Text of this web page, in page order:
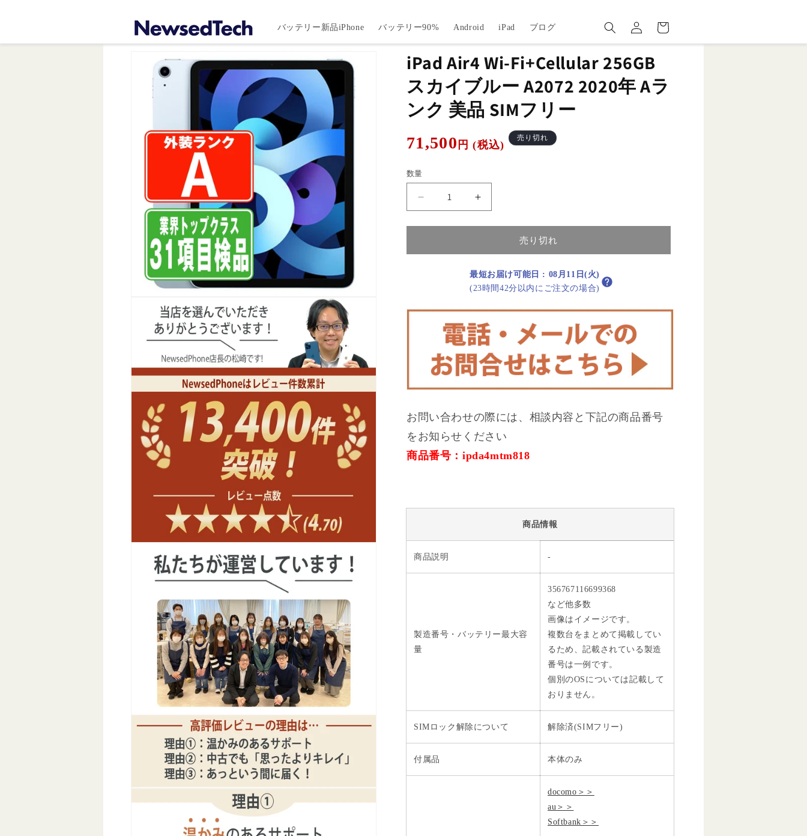
バッテリー新品iPhone バッテリー90% Android iPad ブログ
グ
イ
ー
ト
報にス
キップ
iPad Air4 Wi-Fi+Cellular 256GB
スカイブルー A2072 2020年 Aラ
ンク 美品 SIMフリー
通
価
格
71,500 円 (税込)
売り切れ
数量
Air4
Wi-
256GB
ブ
A2072
2020
A
ン
ク
美
品
量
を
iPad
Air4
Wi-
Fi+Cellular
256GB
カ
ブ
ル
ー
A2072
2020
年
A
ン
ク
品
を
売り切れ
最短お届け可能日 : 08月11日(火)
(23時間42分以内にご注文の場合)
お問い合わせの際には、相談内容と下記の商品番号
をお知らせください
商品番号：ipda4mtm818
商品情報
商品説明 -
製造番号・バッテリー最大容
量
356767116699368
など他多数
画像はイメージです。
複数台をまとめて掲載してい
るため、記載されている製造
番号は一例です。
個別のOSについては記載して
おりません。
SIMロック解除について 解除済(SIMフリー)
付属品 本体のみ
docomo＞＞
au＞＞
Softbank＞＞